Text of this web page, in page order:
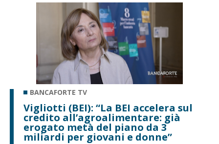
BANCAFORTE TV
Vigliotti (BEI): “La BEI accelera sul
credito all’agroalimentare: già
erogato metà del piano da 3
miliardi per giovani e donne”